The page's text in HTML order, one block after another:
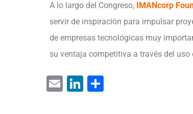
A lo largo del Congreso, IMANcorp
servir de inspiración para impulsar
de empresas tecnológicas muy
su ventaja competitiva a través del
E
m
Li
n